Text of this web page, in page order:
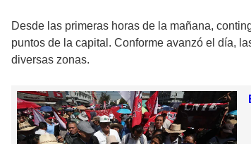
Desde las primeras horas de la mañana,
puntos de la capital. Conforme avanzó el día,
diversas zonas.